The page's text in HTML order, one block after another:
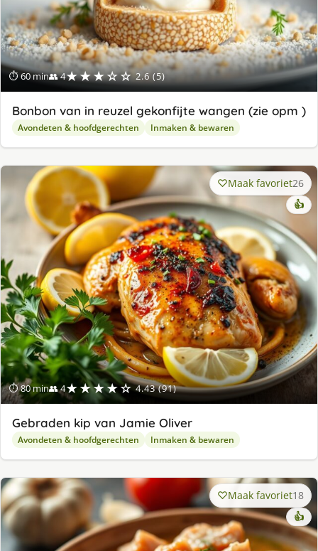
⏱ 60 min👥 4★★★☆☆ 2.6 (5)
Bonbon van in reuzel gekonfijte wangen (zie opm )
Avondeten & hoofdgerechten Inmaken & bewaren
⏱ 80 min👥 4★★★★☆ 4.43 (91)
Maak favoriet26
👍
Gebraden kip van Jamie Oliver
Avondeten & hoofdgerechten Inmaken & bewaren
Maak favoriet18
👍